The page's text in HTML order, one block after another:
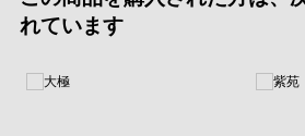
れています